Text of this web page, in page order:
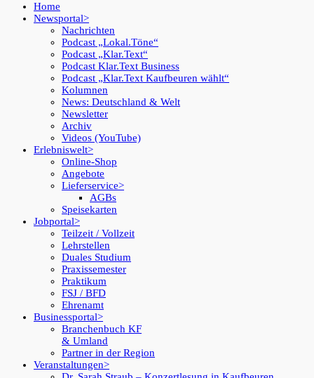
Home
Newsportal
Nachrichten
Podcast „Lokal.Töne“
Podcast „Klar.Text“
Podcast Klar.Text Business
Podcast „Klar.Text Kaufbeuren wählt“
Kolumnen
News: Deutschland & Welt
Newsletter
Archiv
Videos (YouTube)
Erlebniswelt
Online-Shop
Angebote
Lieferservice
AGBs
Speisekarten
Jobportal
Teilzeit / Vollzeit
Lehrstellen
Duales Studium
Praxissemester
Praktikum
FSJ / BFD
Ehrenamt
Businessportal
Branchenbuch KF
& Umland
Partner in der Region
Veranstaltungen